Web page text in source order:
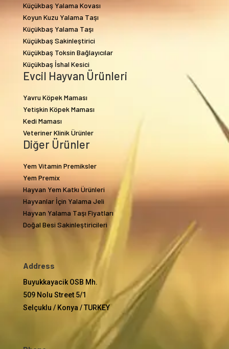
Küçükbaş Yalama Kovası
Koyun Kuzu Yalama Taşı
Küçükbaş Yalama Taşı
Küçükbaş Sakinleştirici
Küçükbaş Toksin Bağlayıcılar
Küçükbaş İshal Kesici
Evcil Hayvan Ürünleri
Yavru Köpek Maması
Yetişkin Köpek Maması
Kedi Maması
Veteriner Klinik Ürünler
Diğer Ürünler
Yem Vitamin Premiksler
Yem Premix
Hayvan Yem Katkı Ürünleri
Hayvanlar İçin Yalama Jeli
Hayvan Yalama Taşı Fiyatları
Doğal Besi Sakinleştiricileri
Address
Buyukkayacik OSB Mh.
509 Nolu Street 5/1
Selçuklu / Konya / TURKEY